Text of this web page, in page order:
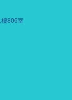
樓806室